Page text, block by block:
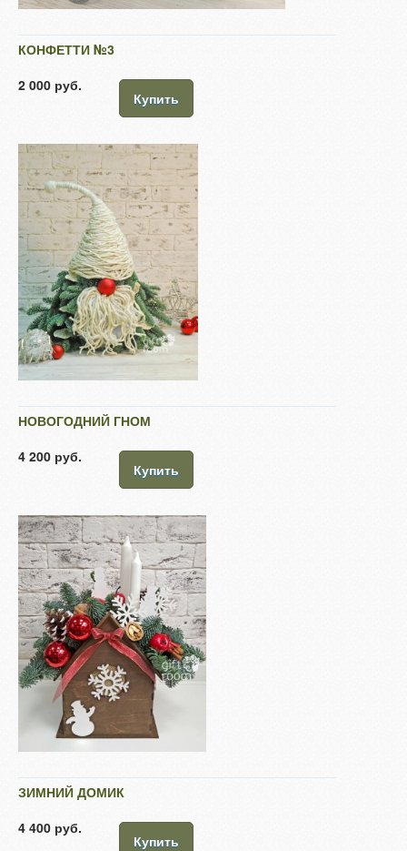
КОНФЕТТИ №3
2 000 руб.
Купить
НОВОГОДНИЙ ГНОМ
4 200 руб.
Купить
ЗИМНИЙ ДОМИК
4 400 руб.
Купить